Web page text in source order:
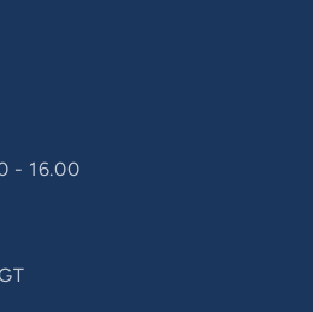
- 16.00